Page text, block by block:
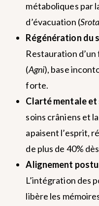
métaboliques par
d’évacuation (
Régénération du
Restauration
(Agni), base
forte.
Clarté mentale et
soins crâniens et
apaisent l’esprit,
de plus de 40%
Alignement
L’intégration des
libère les